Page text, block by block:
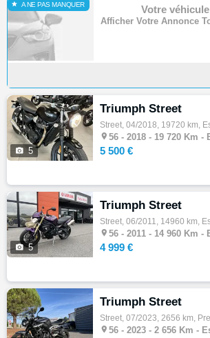
A NE PAS MANQUER Votre
 5
Triumph Street
 56 - 2018 - 19 720 Km -
5 500 €
 5
Triumph Street
 56 - 2011 - 14 960 Km -
4 999 €
Triumph Street
 56 - 2023 - 2 656 Km -